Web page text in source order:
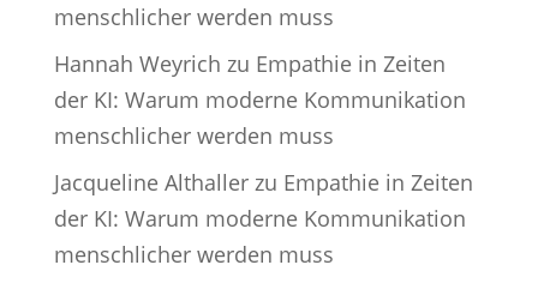
menschlicher werden muss
Hannah Weyrich zu Empathie in Zeiten
der KI: Warum moderne Kommunikation
menschlicher werden muss
Jacqueline Althallerzu Empathie in Zeiten
der KI: Warum moderne Kommunikation
menschlicher werden muss